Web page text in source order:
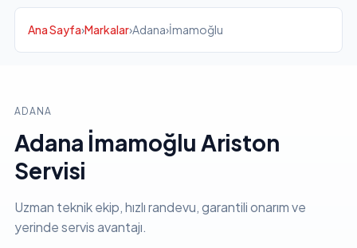
Ana Sayfa›Markalar›Adana›İmamoğlu
ADANA
Adana İmamoğlu Ariston
Servisi
Uzman teknik ekip, hızlı randevu, garantili onarım ve
yerinde servis avantajı.